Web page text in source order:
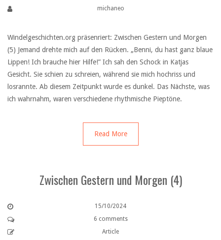
michaneo
Windelgeschichten.org präsenriert: Zwischen Gestern und Morgen
(5) Jemand drehte mich auf den Rücken. „Benni, du hast ganz blaue
Lippen! Ich brauche hier Hilfe!” Ich sah den Schock in Katjas
Gesicht. Sie schien zu schreien, während sie mich hochriss und
losrannte. Ab diesem Zeitpunkt wurde es dunkel. Das Nächste, was
ich wahrnahm, waren verschiedene rhythmische Pieptöne.
Read More
Zwischen Gestern und Morgen (4)
15/10/2024
6 comments
Article